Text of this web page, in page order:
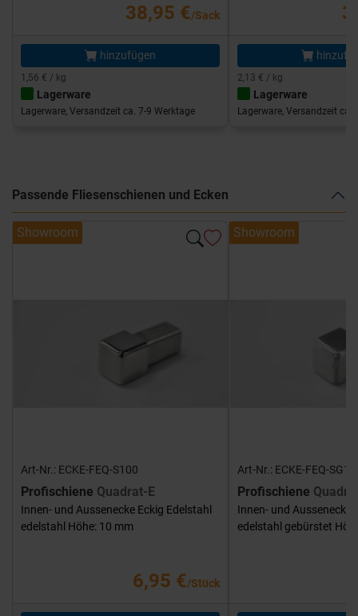
38,95 €/Sack
hinzufügen
1,56 € / kg
Lagerware
Lagerware, Versandzeit ca. 7-9 Werktage
2,13 € / kg
Lagerware
Lagerware, Versandzeit ca.
Passende Fliesenschienen und Ecken
Showroom
Art-Nr.: ECKE-FEQ-S100
Profischiene Quadrat-E
Innen- und Aussenecke Eckig Edelstahl
edelstahl Höhe: 10 mm
6,95 €/Stück
Showroom
Art-Nr.: ECKE-FEQ-
Profischiene
Innen- und Aussenecke
edelstahl gebürstet